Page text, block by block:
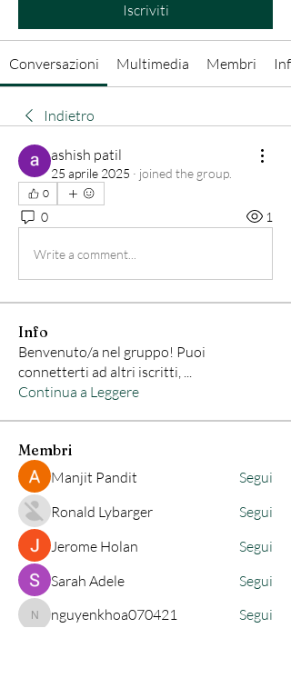
Iscriviti
Conversazioni Multimedia Membri Info
Indietro
ashish patil
25 aprile 2025 · joined the group.
0
0 1
Write a comment...
Info
Benvenuto/a nel gruppo! Puoi
connetterti ad altri iscritti, ...
Continua a Leggere
Membri
Manjit Pandit
Segui
Ronald Lybarger
Segui
Jerome Holan
Segui
Sarah Adele
Segui
nguyenkhoa070421
nguyenkhoa070421
Segui